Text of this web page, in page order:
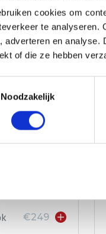
cookies om
te analyseren.
adverteren en analyse.
of die ze hebben
Noodzakelijk
is vermeld, dan kunt u
op!
010 841 38 84 of stuur
€249